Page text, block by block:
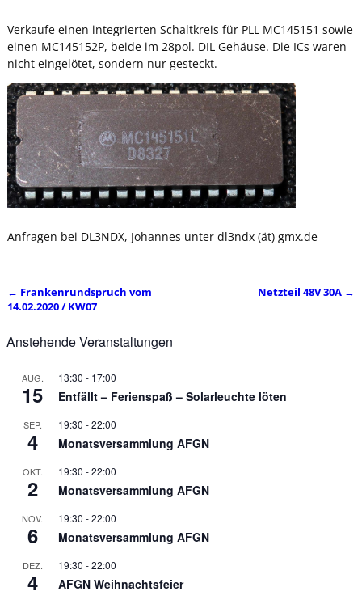
Verkaufe einen integrierten Schaltkreis für PLL MC145151 sowie
einen MC145152P, beide im 28pol. DIL Gehäuse. Die ICs waren
nicht eingelötet, sondern nur gesteckt.
Anfragen bei DL3NDX, Johannes unter dl3ndx (ät) gmx.de
Artikelnavigation
← Frankenrundspruch vom
14.02.2020 / KW07
Netzteil 48V 30A →
Anstehende Veranstaltungen
AUG.
15
13:30 - 17:00
Entfällt – Ferienspaß – Solarleuchte löten
SEP.
4
19:30 -22:00
Monatsversammlung AFGN
OKT.
2
19:30 -22:00
Monatsversammlung AFGN
NOV.
6
19:30 -22:00
Monatsversammlung AFGN
DEZ.
4
19:30 -22:00
AFGN Weihnachtsfeier